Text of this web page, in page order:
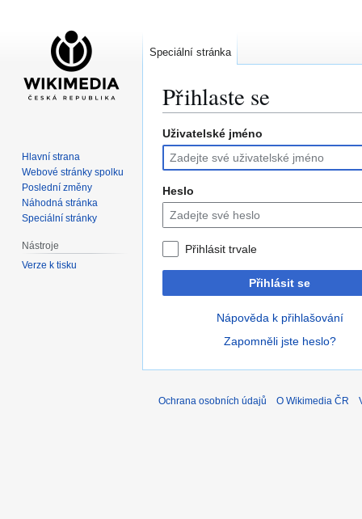
Přihlaste se
Skočit
na
navigaci
Skočit
na
vyhledávání
Uživatelské jméno
Heslo
Přihlásit trvale
Přihlásit se
Nápověda k přihlašování
Zapomněli jste heslo?
Speciální stránka
Hlavní strana
Webové stránky spolku
Poslední změny
Náhodná stránka
Speciální stránky
Nástroje
Verze k tisku
Ochrana osobních údajů O Wikimedia ČR